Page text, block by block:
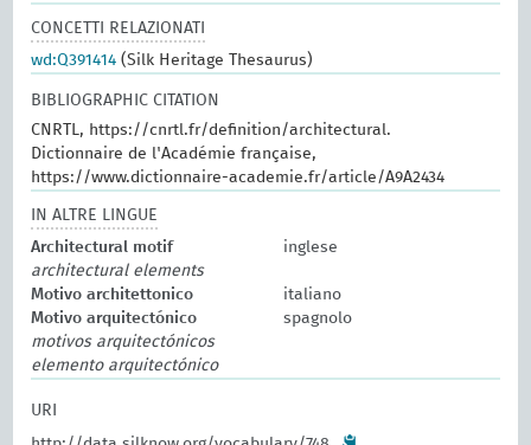
CONCETTI RELAZIONATI
wd:Q391414 (Silk Heritage Thesaurus)
BIBLIOGRAPHIC CITATION
CNRTL, https://cnrtl.fr/definition/architectural.
Dictionnaire de l'Académie française,
https://www.dictionnaire-academie.fr/article/A9A2434
IN ALTRE LINGUE
Architectural motif
inglese
architectural elements
Motivo architettonico
italiano
Motivo arquitectónico
spagnolo
motivos arquitectónicos
elemento arquitectónico
URI